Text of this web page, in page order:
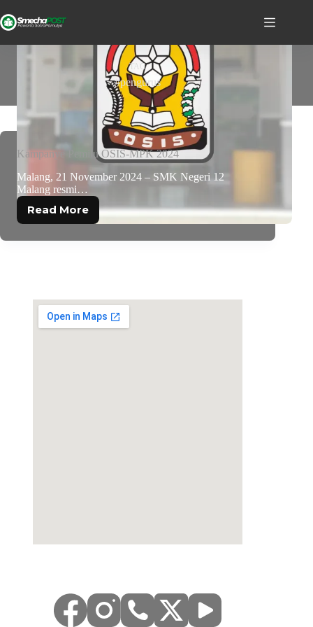
TAG
#pengurus
Kampanye Pemilu OSIS-MPK 2024
Malang, 21 November 2024 – SMK Negeri 12
Malang resmi…
Read More